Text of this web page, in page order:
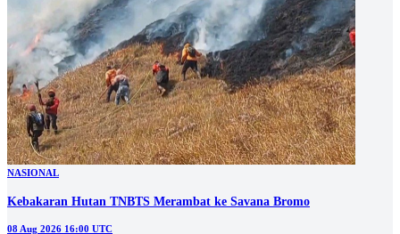
NASIONAL
Kebakaran Hutan TNBTS Merambat ke Savana Bromo
08 Aug 2026 16:00 UTC